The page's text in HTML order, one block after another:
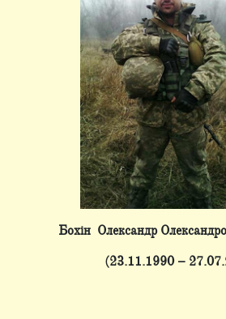
Бохін Олександр
(23.11.1990 –